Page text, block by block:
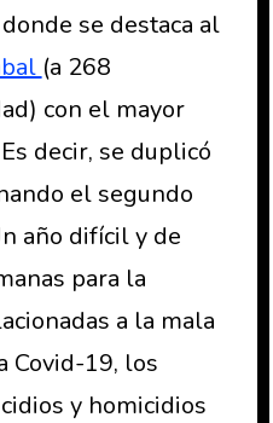
donde se destaca al
(a 268
con el mayor
decir, se duplicó
el segundo
año difícil y de
para la
a la mala
Covid-19, los
y homicidios